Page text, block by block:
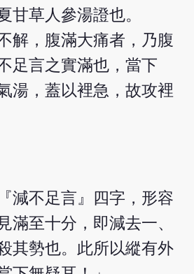
甘草人參湯證也。
解，腹滿大痛者，乃腹
足言之實滿也，當下
湯，蓋以裡急，故攻裡
減不足言』四字，形容
滿至十分，即減去一、
其勢也。此所以縱有外